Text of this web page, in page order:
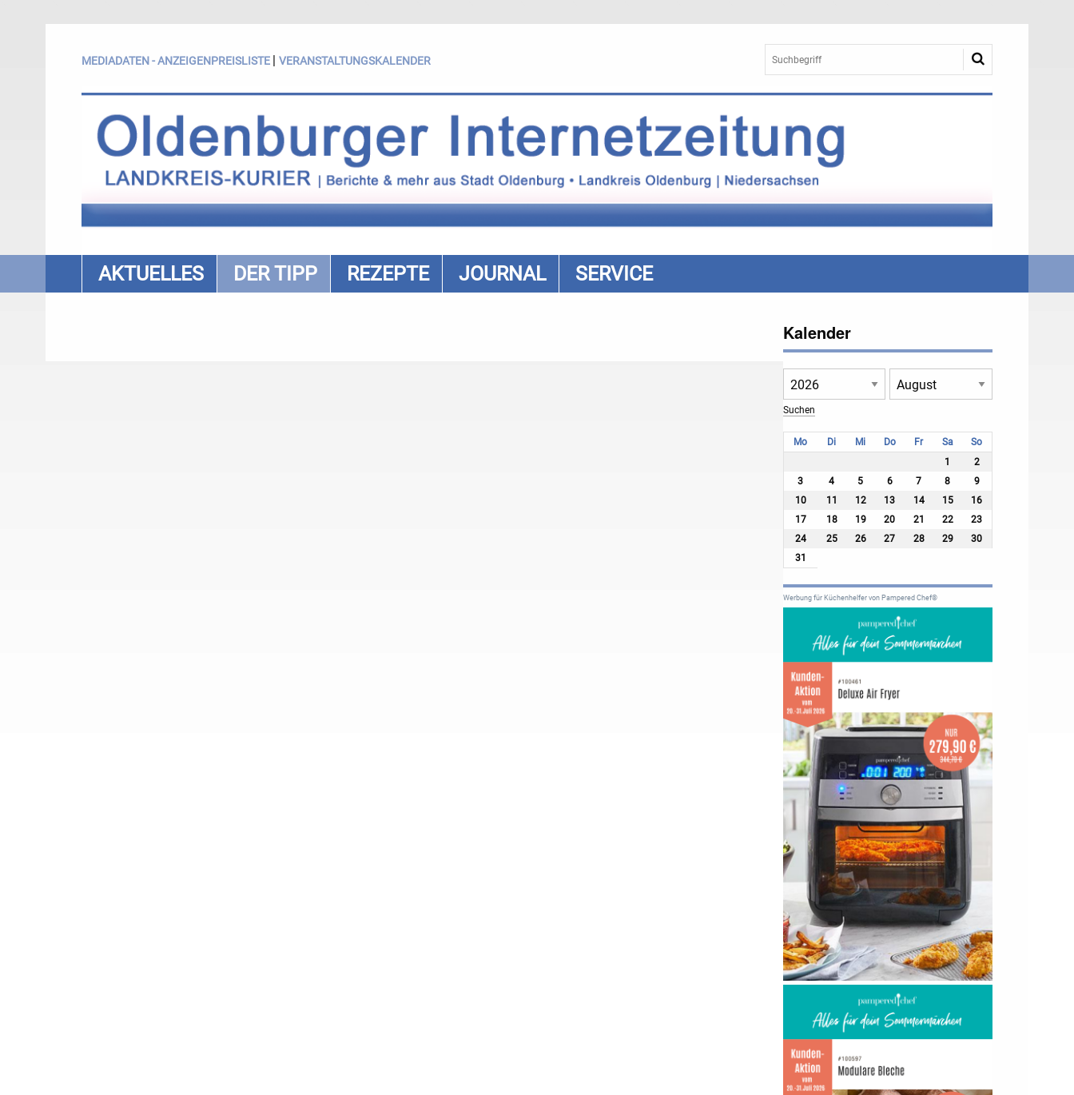
MEDIADATEN - ANZEIGENPREISLISTE | VERANSTALTUNGSKALENDER
AKTUELLES DER TIPP REZEPTE JOURNAL SERVICE
Kalender
Mo Di Mi Do Fr Sa
So
1
2
3
4 5 6 7 8
9
10
11 12 13 14 15
16
17
18 19 20 21 22
23
24
25 26 27 28 29
30
31
Werbung für Küchenhelfer von Pampered Chef®